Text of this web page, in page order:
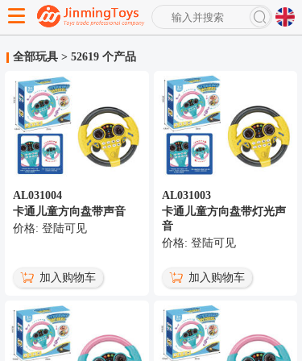
搜
全部玩具 > 52619 个产品
AL031004
卡通儿童方向盘带声音
价格: 登陆可见
加入购物车
AL031003
卡通儿童方向盘带灯光声
音
价格: 登陆可见
加入购物车